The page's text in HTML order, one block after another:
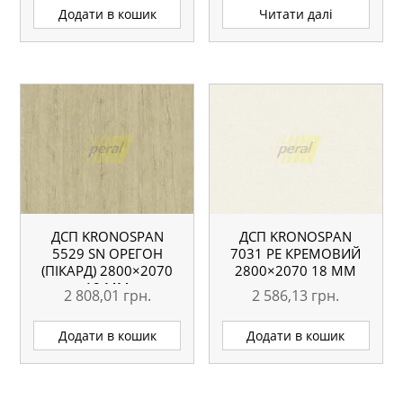
Додати в кошик Читати далі
ДСП KRONOSPAN
5529 SN ОРЕГОН
(ПІКАРД) 2800×2070
18 ММ
2 808,01 грн.
Додати в кошик
ДСП KRONOSPAN
7031 РЕ КРЕМОВИЙ
2800×2070 18 ММ
2 586,13 грн.
Додати в кошик